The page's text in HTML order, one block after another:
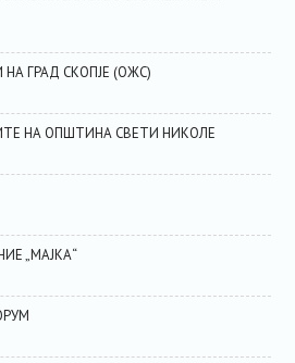
ГРАД СКОПЈЕ (ОЖС)
НА ОПШТИНА СВЕТИ НИКОЛЕ
„МАЈКА“